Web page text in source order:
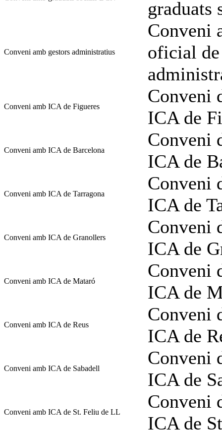
graduats
Conveni amb gestors administratius
Conveni
oficial de
Conveni amb ICA de Figueres
Conveni
ICA de
Conveni amb ICA de Barcelona
Conveni
ICA de
Conveni amb ICA de Tarragona
Conveni
ICA de
Conveni amb ICA de Granollers
Conveni
ICA de
Conveni amb ICA de Mataró
Conveni
ICA de
Conveni amb ICA de Reus
Conveni
ICA de
Conveni amb ICA de Sabadell
Conveni
ICA de
Conveni amb ICA de St. Feliu de LL
Conveni
ICA de